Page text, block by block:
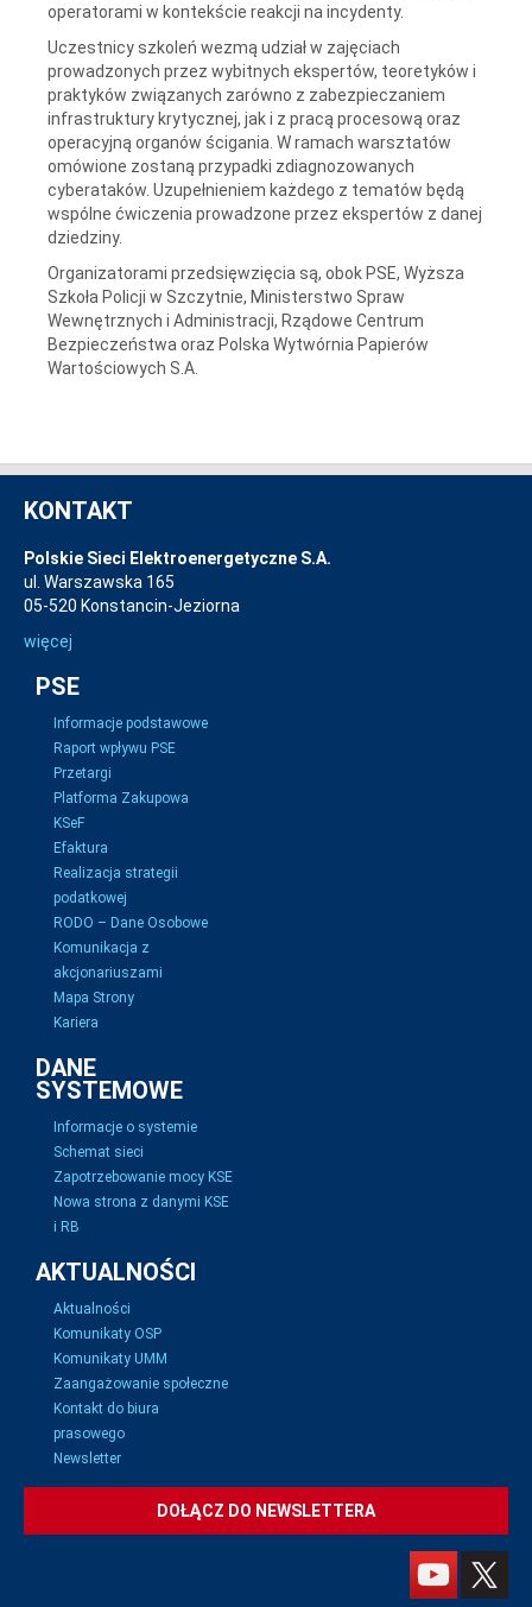
operatorami w kontekście reakcji na incydenty.
Uczestnicy szkoleń wezmą udział w zajęciach
prowadzonych przez wybitnych ekspertów, teoretyków i
praktyków związanych zarówno z zabezpieczaniem
infrastruktury krytycznej, jak i z pracą procesową oraz
operacyjną organów ścigania. W ramach warsztatów
omówione zostaną przypadki zdiagnozowanych
cyberataków. Uzupełnieniem każdego z tematów będą
wspólne ćwiczenia prowadzone przez ekspertów z danej
dziedziny.
Organizatorami przedsięwzięcia są, obok PSE, Wyższa
Szkoła Policji w Szczytnie, Ministerstwo Spraw
Wewnętrznych i Administracji, Rządowe Centrum
Bezpieczeństwa oraz Polska Wytwórnia Papierów
Wartościowych S.A.
KONTAKT
Polskie Sieci Elektroenergetyczne S.A.
ul. Warszawska 165
05-520 Konstancin-Jeziorna
więcej
PSE
Informacje podstawowe
Raport wpływu PSE
Przetargi
Platforma Zakupowa
KSeF
Efaktura
Realizacja strategii
podatkowej
RODO – Dane Osobowe
Komunikacja z
akcjonariuszami
Mapa Strony
Kariera
DANE
SYSTEMOWE
Informacje o systemie
Schemat sieci
Zapotrzebowanie mocy KSE
Nowa strona z danymi KSE
i RB
AKTUALNOŚCI
Aktualności
Komunikaty OSP
Komunikaty UMM
Zaangażowanie społeczne
Kontakt do biura
prasowego
Newsletter
DOŁĄCZ DO NEWSLETTERA